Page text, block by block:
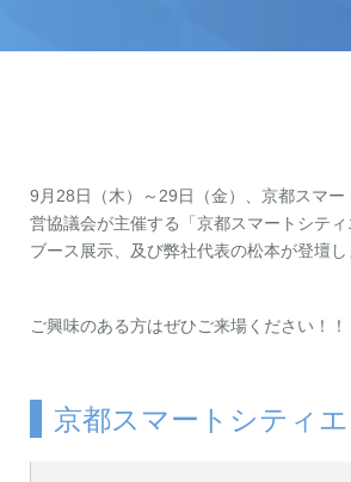
プラン
資料ダウンロード
実績一覧
ニュース
アップデート情報
ブログ
マニュアル
Q&A
お問い合わせ
9月28日（木）～29日（金）、京都スマー
営協議会が主催する「京都スマートシテ
ブース展示、及び弊社代表の松本が登壇し
ご興味のある方はぜひご来場ください！！
京都スマートシティ